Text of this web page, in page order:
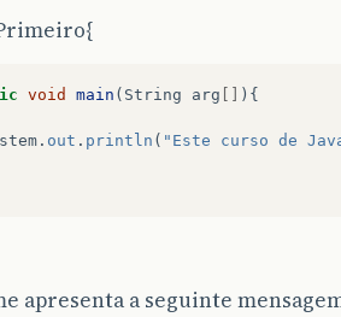
void main ( String arg ){
. out . println ( "Este curso de
apresenta a seguinte